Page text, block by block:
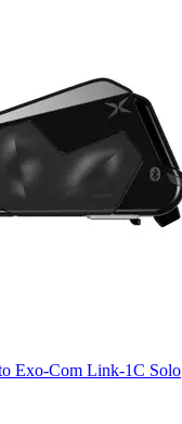
Exo-Com Link-1C Solo